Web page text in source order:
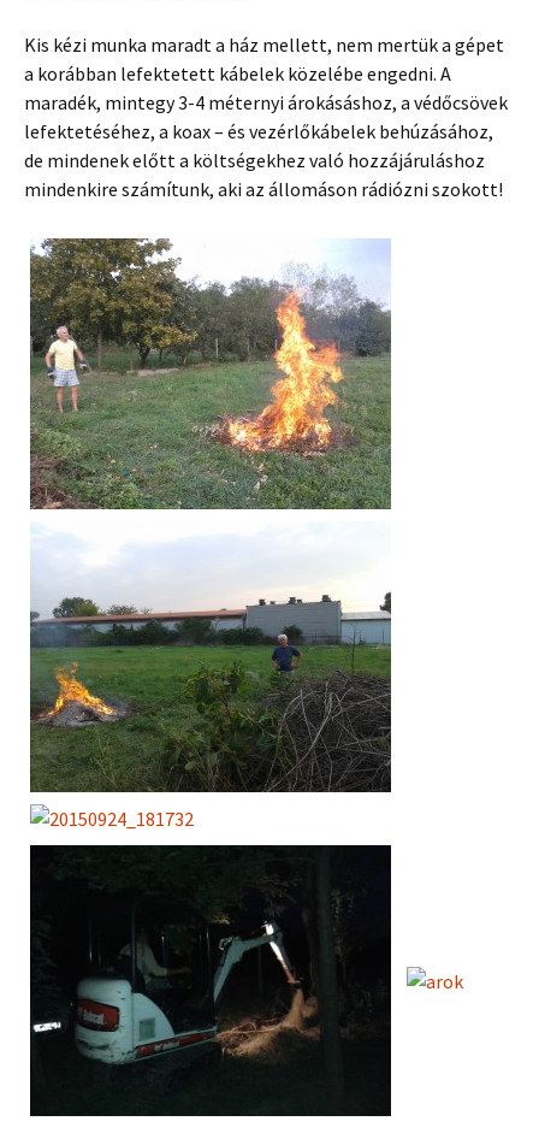
Kis kézi munka maradt a ház mellett, nem mertük a gépet
a korábban lefektetett kábelek közelébe engedni. A
maradék, mintegy 3-4 méternyi árokásáshoz, a védőcsövek
lefektetéséhez, a koax – és vezérlőkábelek behúzásához,
de mindenek előtt a költségekhez való hozzájáruláshoz
mindenkire számítunk, aki az állomáson rádiózni szokott!